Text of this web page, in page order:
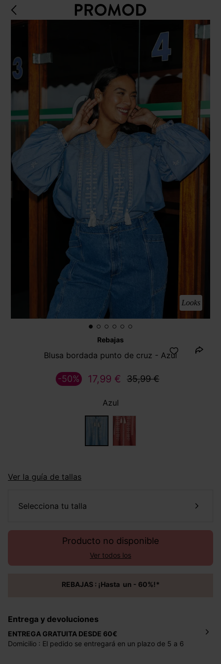
Looks
Rebajas
Blusa bordada punto de cruz - Azul
17,99 € 35,99 €
-50%
Azul
Ver la guía de tallas
selecciona tu talla
Producto no disponible
Ver todos los
REBAJAS : ¡Hasta un - 60%!*
Entrega y devoluciones
ENTREGA GRATUITA DESDE 60€
Domicilio : El pedido se entregará en un plazo de 5 a 6